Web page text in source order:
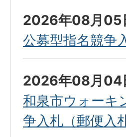
2026年08月05
公募型指名競争
2026年08月04
和泉市ウォーキ
争入札（郵便入